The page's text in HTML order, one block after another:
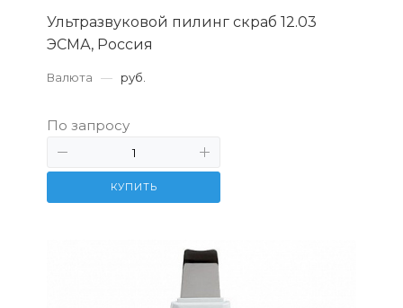
Ультразвуковой пилинг скраб 12.03
ЭСМА, Россия
Валюта — руб.
По запросу
КУПИТЬ